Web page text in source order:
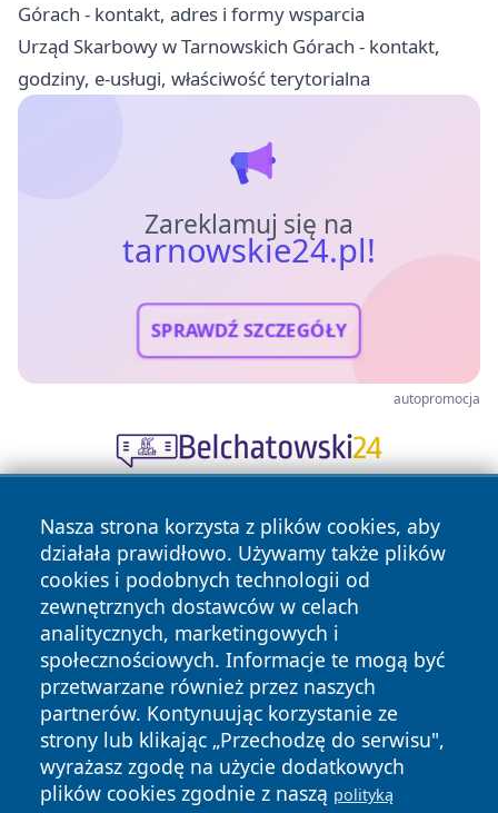
Górach - kontakt, adres i formy wsparcia
Urząd Skarbowy w Tarnowskich Górach - kontakt,
godziny, e-usługi, właściwość terytorialna
Zareklamuj się na
tarnowskie24.pl!
SPRAWDŹ SZCZEGÓŁY
autopromocja
Nasza strona korzysta z plików cookies, aby
działała prawidłowo. Używamy także plików
cookies i podobnych technologii od
zewnętrznych dostawców w celach
analitycznych, marketingowych i
społecznościowych. Informacje te mogą być
przetwarzane również przez naszych
partnerów. Kontynuując korzystanie ze
strony lub klikając „Przechodzę do serwisu",
wyrażasz zgodę na użycie dodatkowych
plików cookies zgodnie z naszą polityką
Copyright © 2026 tarnowskie24.pl Wszystkie prawa
zastrzeżone.
News Autorzy
Polityka
Prywatności
Polityka
Cookies